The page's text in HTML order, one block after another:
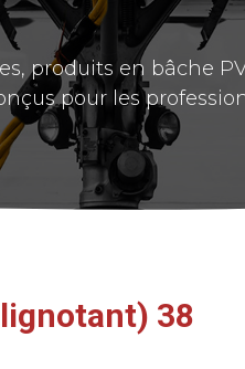
produits en bâche
pour les
38